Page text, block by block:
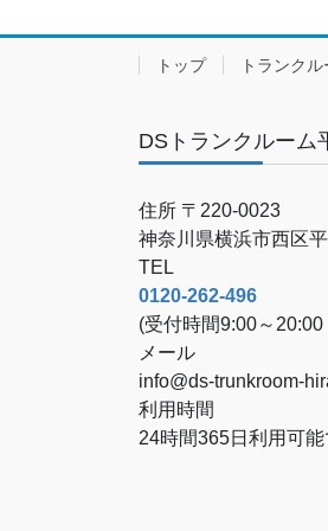
トップ トランク
DSトランクルーム
住所 〒220-0023
神奈川県横浜市西区
TEL
0120-262-496
(受付時間9:00～
メール
info@ds-trunkroom-
利用時間
24時間365日利用可能